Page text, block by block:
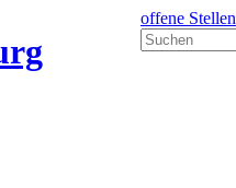
offene Stellen